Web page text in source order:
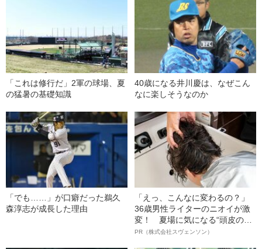
「これは修行だ」2軍の球場、夏
の猛暑の基礎知識
40歳になる井川慶は、なぜこん
なに楽しそうなのか
「でも……」が口癖だった鵜久
森淳志が成長した理由
「えっ、こんなに変わるの？」
36歳男性ライターのニオイが激
変！ 夏場に気になる“頭皮のニ
オイ”や“ベタつき”を解消す
PR（株式会社スヴェンソン）